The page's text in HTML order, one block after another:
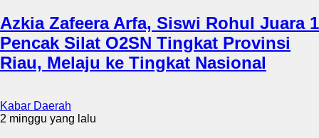
Azkia Zafeera Arfa, Siswi Rohul Juara 1
Pencak Silat O2SN Tingkat Provinsi
Riau, Melaju ke Tingkat Nasional
Kabar Daerah
2 minggu yang lalu